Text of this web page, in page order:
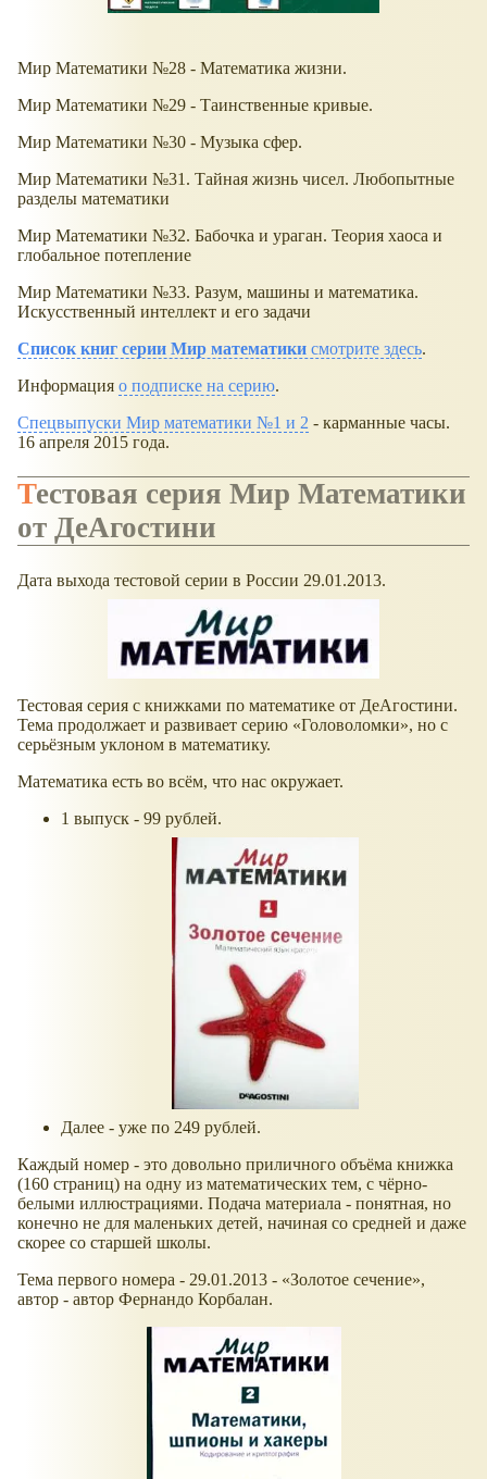
Мир Математики №28 - Математика жизни.
Мир Математики №29 - Таинственные кривые.
Мир Математики №30 - Музыка сфер.
Мир Математики №31. Тайная жизнь чисел. Любопытные
разделы математики
Мир Математики №32. Бабочка и ураган. Теория хаоса и
глобальное потепление
Мир Математики №33. Разум, машины и математика.
Искусственный интеллект и его задачи
Список книг серии Мир математики смотрите здесь.
Информация о подписке на серию.
Спецвыпуски Мир математики №1 и 2 - карманные часы.
16 апреля 2015 года.
Тестовая серия Мир Математики
от ДеАгостини
Дата выхода тестовой серии в России 29.01.2013.
Тестовая серия с книжками по математике от ДеАгостини.
Тема продолжает и развивает серию
Головоломки , но с
серьёзным уклоном в математику.
Математика есть во всём, что нас окружает.
1 выпуск - 99 рублей.
Далее - уже по 249 рублей.
Каждый номер - это довольно приличного объёма книжка
(160 страниц) на одну из математических тем, с чёрно-
белыми иллюстрациями. Подача материала - понятная, но
конечно не для маленьких детей, начиная со средней и даже
скорее со старшей школы.
Тема первого номера - 29.01.2013 -
Золотое сечение ,
автор - автор Фернандо Корбалан.